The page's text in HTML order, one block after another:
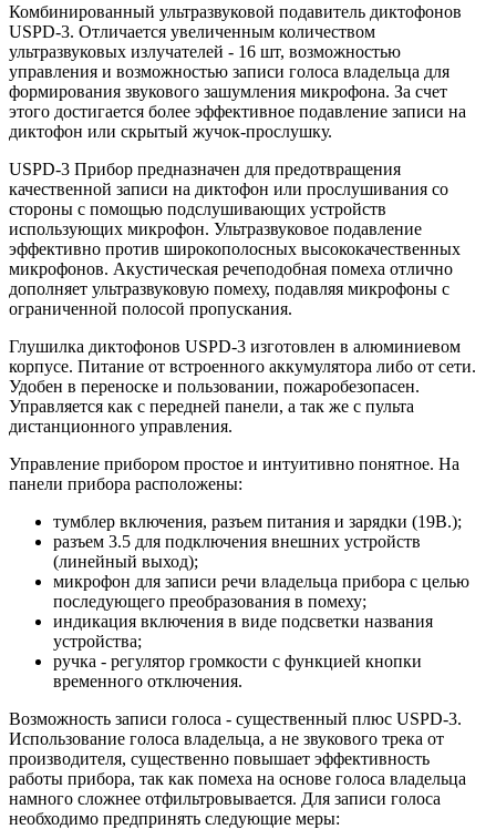
Комбинированный ультразвуковой подавитель диктофонов
USPD-3. Отличается увеличенным количеством
ультразвуковых излучателей - 16 шт, возможностью
управления и возможностью записи голоса владельца для
формирования звукового зашумления микрофона. За счет
этого достигается более эффективное подавление записи на
диктофон или скрытый жучок-прослушку.
USPD-3 Прибор предназначен для предотвращения
качественной записи на диктофон или прослушивания со
стороны с помощью подслушивающих устройств
использующих микрофон. Ультразвуковое подавление
эффективно против широкополосных высококачественных
микрофонов. Акустическая речеподобная помеха отлично
дополняет ультразвуковую помеху, подавляя микрофоны с
ограниченной полосой пропускания.
Глушилка диктофонов USPD-3 изготовлен в алюминиевом
корпусе. Питание от встроенного аккумулятора либо от сети.
Удобен в переноске и пользовании, пожаробезопасен.
Управляется как с передней панели, а так же с пульта
дистанционного управления.
Управление прибором простое и интуитивно понятное. На
панели прибора расположены:
тумблер включения, разъем питания и зарядки (19В.);
разъем 3.5 для подключения внешних устройств
(линейный выход);
микрофон для записи речи владельца прибора с целью
последующего преобразования в помеху;
индикация включения в виде подсветки названия
устройства;
ручка - регулятор громкости с функцией кнопки
временного отключения.
Возможность записи голоса - существенный плюс USPD-3.
Использование голоса владельца, а не звукового трека от
производителя, существенно повышает эффективность
работы прибора, так как помеха на основе голоса владельца
намного сложнее отфильтровывается. Для записи голоса
необходимо предпринять следующие меры: